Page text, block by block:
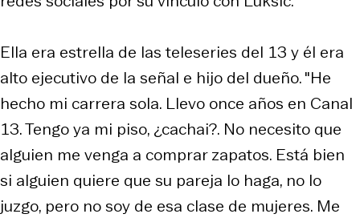
Ella era estrella de las teleseries del 13 y él era
alto ejecutivo de la señal e hijo del dueño. "He
hecho mi carrera sola. Llevo once años en Canal
13. Tengo ya mi piso, ¿cachai?. No necesito que
alguien me venga a comprar zapatos. Está bien
si alguien quiere que su pareja lo haga, no lo
juzgo, pero no soy de esa clase de mujeres. Me